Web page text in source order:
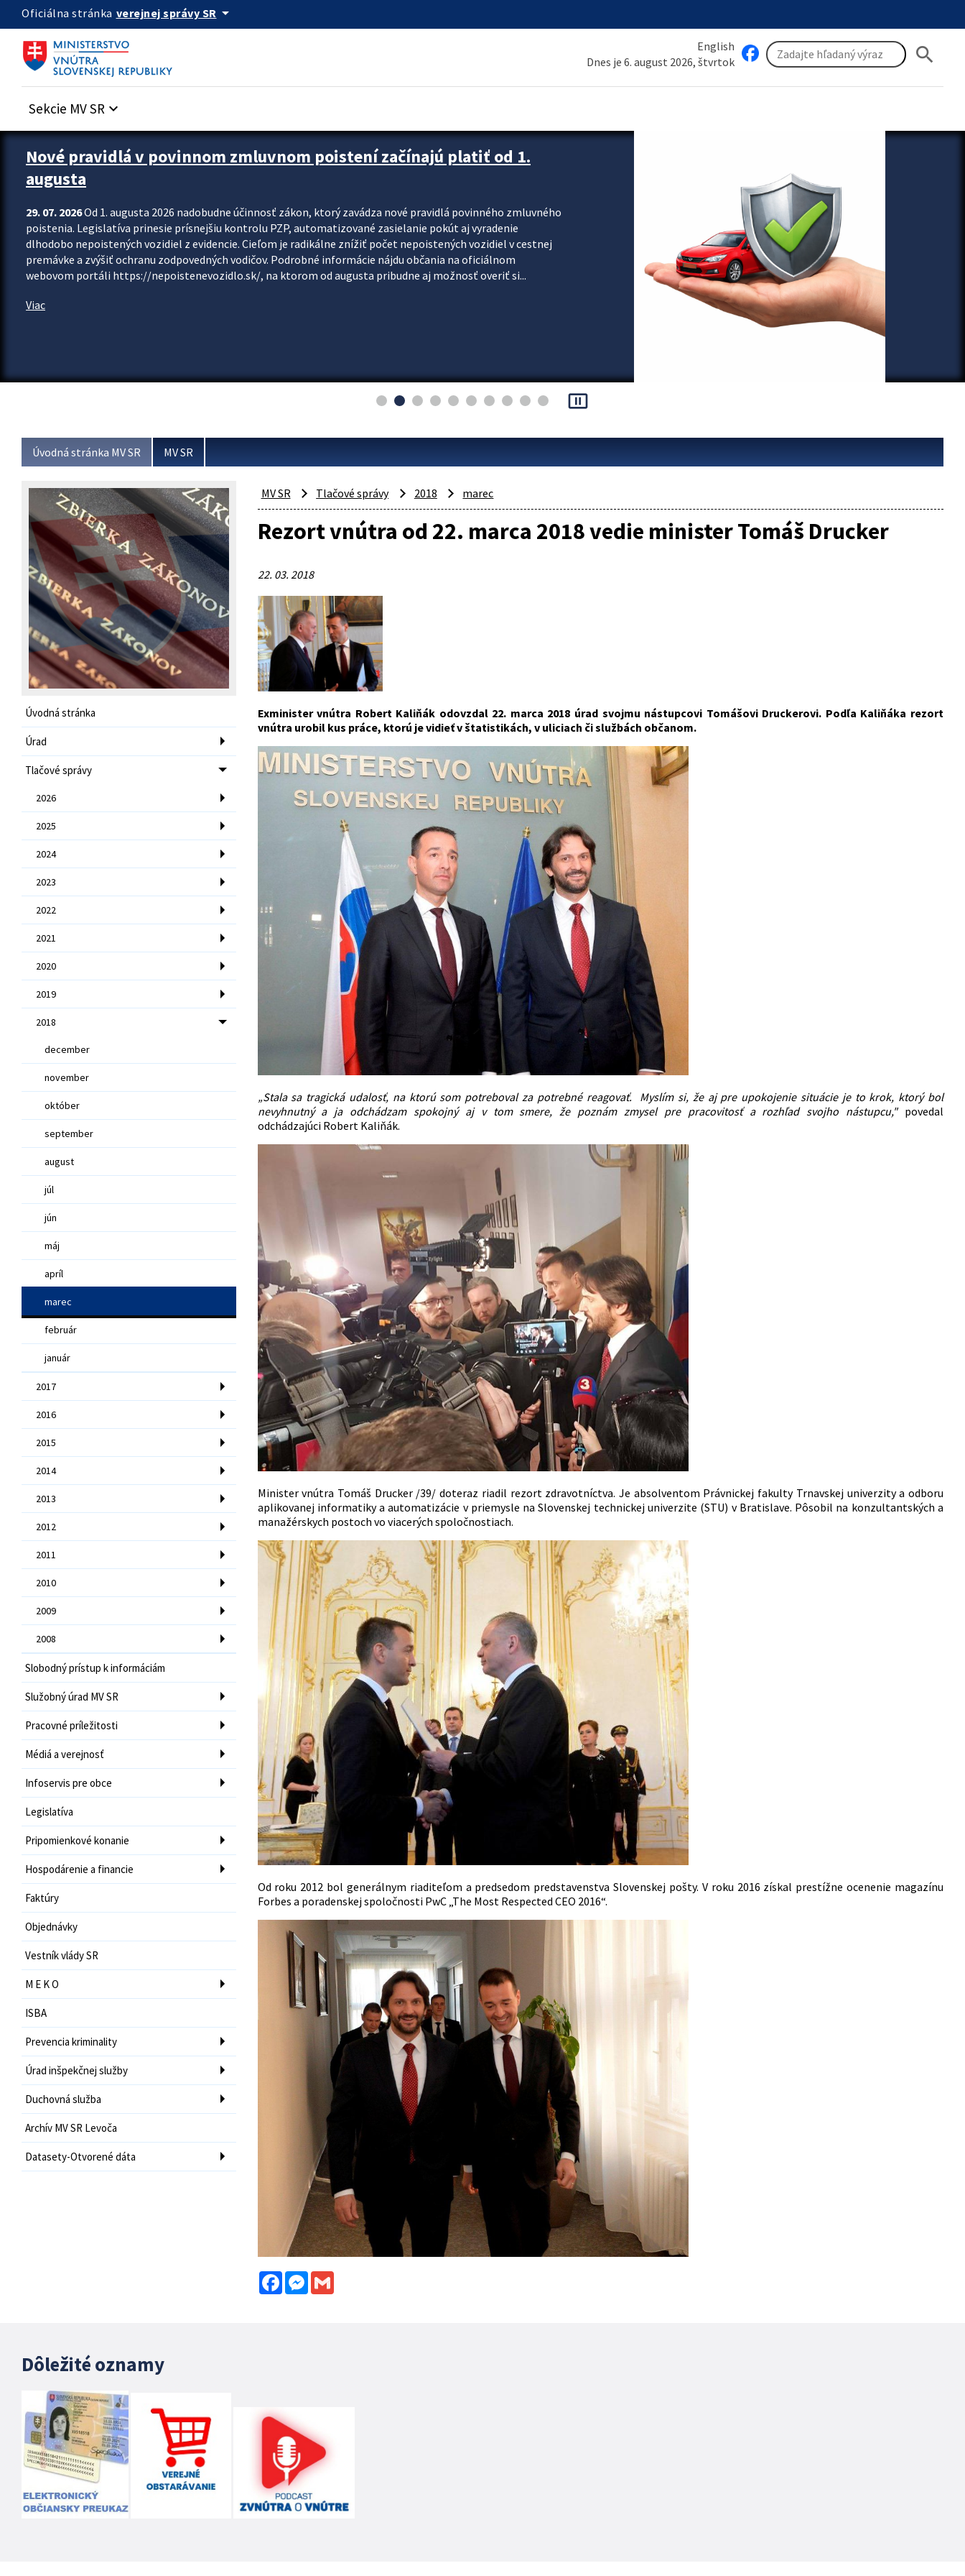
Preskocit na hlavný obsah
Oficiálna stránka verejnej správy SR arrow_drop_down
English
Dnes je 6. august 2026, štvrtok
search
Sekcie MV SR keyboard_arrow_down
Zastavit automatický posun upútavok
Nové pravidlá v povinnom zmluvnom poistení začínajú platiť od 1.
augusta
29. 07. 2026Od 1. augusta 2026 nadobudne účinnosť zákon, ktorý zavádza nové pravidlá povinného zmluvného
poistenia. Legislatíva prinesie prísnejšiu kontrolu PZP, automatizované zasielanie pokút aj vyradenie
dlhodobo nepoistených vozidiel z evidencie. Cieľom je radikálne znížiť počet nepoistených vozidiel v cestnej
premávke a zvýšiť ochranu zodpovedných vodičov. Podrobné informácie nájdu občania na oficiálnom
webovom portáli https://nepoistenevozidlo.sk/, na ktorom od augusta pribudne aj možnosť overiť si...
Viac
pause_presentation
Úvodná stránka MV SR MV SR
Úvodná stránka
Úrad
Tlačové správy
2026
2025
2024
2023
2022
2021
2020
2019
2018
december
november
október
september
august
júl
jún
máj
apríl
marec
február
január
2017
2016
2015
2014
2013
2012
2011
2010
2009
2008
Slobodný prístup k informáciám
Služobný úrad MV SR
Pracovné príležitosti
Médiá a verejnosť
Infoservis pre obce
Legislatíva
Pripomienkové konanie
Hospodárenie a financie
Faktúry
Objednávky
Vestník vlády SR
M E K O
ISBA
Prevencia kriminality
Úrad inšpekčnej služby
Duchovná služba
Archív MV SR Levoča
Datasety-Otvorené dáta
MV SR Tlačové správy 2018 marec
Rezort vnútra od 22. marca 2018 vedie minister Tomáš Drucker
22. 03. 2018
Exminister vnútra Robert Kaliňák odovzdal 22. marca 2018 úrad svojmu nástupcovi Tomášovi Druckerovi. Podľa Kaliňáka rezort
vnútra urobil kus práce, ktorú je vidieť v štatistikách, v uliciach či službách občanom.
„Stala sa tragická udalosť, na ktorú som potreboval za potrebné reagovať.
Myslím si, že aj pre upokojenie situácie je to krok, ktorý bol
nevyhnutný a ja odchádzam spokojný aj v tom smere, že poznám zmysel pre pracovitosť a rozhľad svojho nástupcu," povedal
odchádzajúci Robert Kaliňák.
Minister vnútra Tomáš Drucker /39/ doteraz riadil rezort zdravotníctva. Je absolventom Právnickej fakulty Trnavskej univerzity a odboru
aplikovanej informatiky a automatizácie v priemysle na Slovenskej technickej univerzite (STU) v Bratislave. Pôsobil na konzultantských a
manažérskych postoch vo viacerých spoločnostiach.
Od roku 2012 bol generálnym riaditeľom a predsedom predstavenstva Slovenskej pošty. V roku 2016 získal prestížne ocenenie magazínu
Forbes a poradenskej spoločnosti PwC „The Most Respected CEO 2016“.
FacebookMessenger
Gmail
Dôležité oznamy